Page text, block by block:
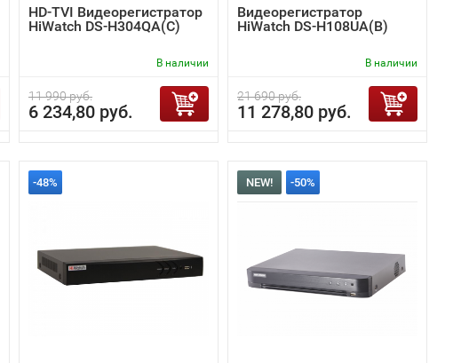
HD-TVI Видеорегистратор
HiWatch DS-H304QA(C)
В наличии
11 990 руб.
6 234,80 руб.
Видеорегистратор
HiWatch DS-H108UA(B)
В наличии
21 690 руб.
11 278,80 руб.
-48% NEW! -50%